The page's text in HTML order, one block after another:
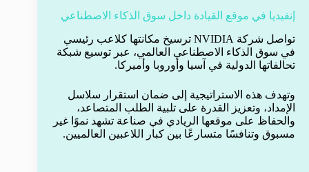
إنفيديا في موقع القيادة داخل سوق الذكاء الاصطناعي
تواصل شركة NVIDIA ترسيخ مكانتها كلاعب رئيسي
في سوق الذكاء الاصطناعي العالمي، عبر توسيع شبكة
تحالفاتها الدولية في آسيا وأوروبا وأميركا.
وتهدف هذه الاستراتيجية إلى ضمان استقرار سلاسل
الإمداد، وتعزيز القدرة على تلبية الطلب المتصاعد،
والحفاظ على موقعها الريادي في صناعة تشهد نموًا غير
مسبوق وتنافسًا متسارعًا بين كبار اللاعبين العالميين.